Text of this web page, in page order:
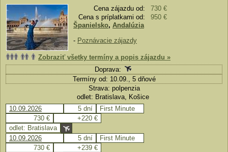
Cena zájazdu od:
730 €
Cena s príplatkami od:
950 €
Španielsko, Andalúzia
- Poznávacie zájazdy
Zobraziť všetky termíny a popis zájazdu »
Doprava:
Termíny od: 10.09., 5 dňové
Strava: polpenzia
odlet: Bratislava, Košice
10.09.2026
5 dní
First Minute
730 €
+220 €
odlet: Bratislava
10.09.2026
5 dní
First Minute
730 €
+239 €